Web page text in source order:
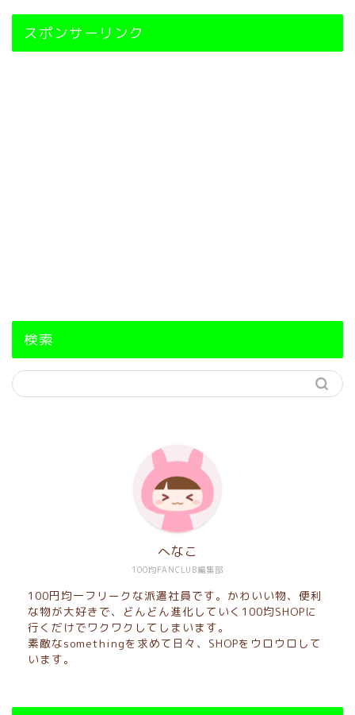
スポンサーリンク
検索
100均FANCLUB編集部
へなこ
100円均一フリークな派遣社員です。かわいい物、便利
な物が大好きで、どんどん進化していく100均SHOPに
行くだけでワクワクしてしまいます。
素敵なsomethingを求めて日々、SHOPをウロウロして
います。